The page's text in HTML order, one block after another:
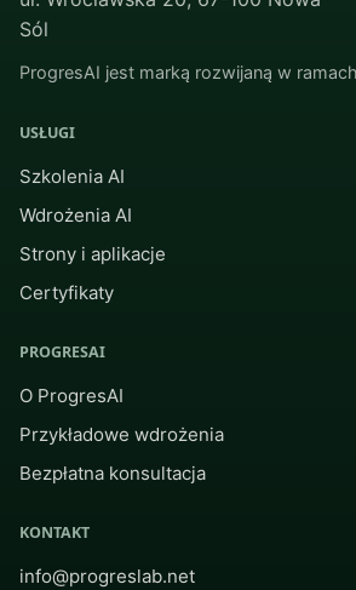
Sól
ProgresAI jest marką rozwijaną w
USŁUGI
Szkolenia AI
Wdrożenia AI
Strony i aplikacje
Certyfikaty
PROGRESAI
O ProgresAI
Przykładowe wdrożenia
Bezpłatna konsultacja
KONTAKT
info@progreslab.net